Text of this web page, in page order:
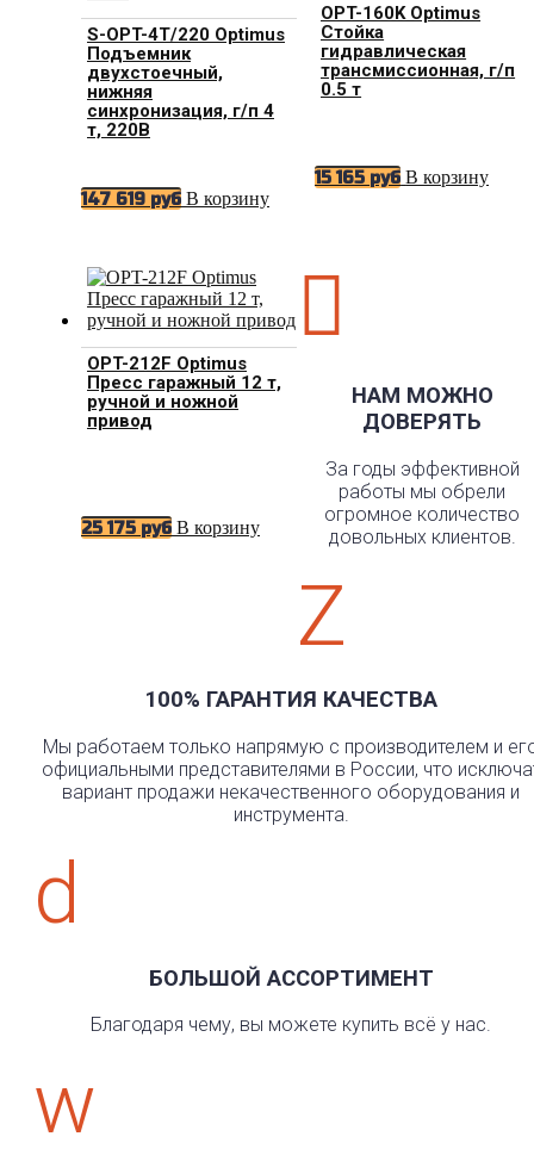
S-OPT-4T/220 Optimus
Подъемник
двухстоечный,
нижняя
синхронизация, г/п 4
т, 220В
147 619 руб В корзину
OPT-160K Optimus
Стойка
гидравлическая
трансмиссионная, г/п
0.5 т
15 165 руб В корзину
OPT-212F Optimus
Пресс гаражный 12 т,
ручной и ножной
привод
25 175 руб В корзину

НАМ МОЖНО
ДОВЕРЯТЬ
За годы эффективной
работы мы обрели
огромное количество
довольных клиентов.
Z
100% ГАРАНТИЯ КАЧЕСТВА
Мы работаем только напрямую с производителем и
официальными представителями в России, что
вариант продажи некачественного оборудования и
инструмента.
d
БОЛЬШОЙ АССОРТИМЕНТ
Благодаря чему, вы можете купить всё у нас.
w